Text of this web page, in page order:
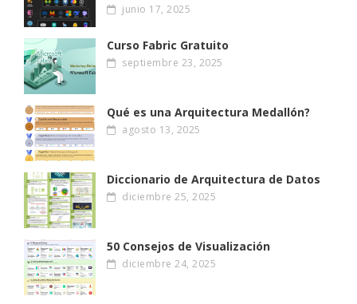
junio 17, 2025
Curso Fabric Gratuito
septiembre 23, 2025
Qué es una Arquitectura Medallón?
agosto 13, 2025
Diccionario de Arquitectura de Datos
diciembre 25, 2025
50 Consejos de Visualización
diciembre 24, 2025